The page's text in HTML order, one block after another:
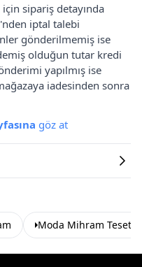
sipariş detayında
iptal talebi
gönderilmemiş ise
olduğun tutar kredi
yapılmış ise
iadesinden sonra
göz at
Moda Mihram